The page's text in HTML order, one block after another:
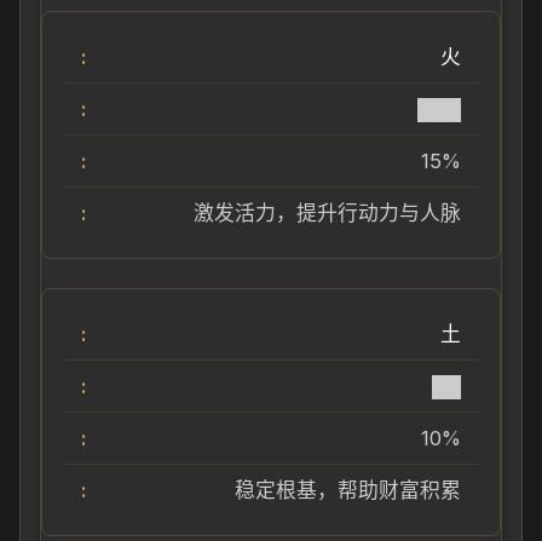
火
15%
激发活力，提升行动力与人脉
土
10%
稳定根基，帮助财富积累